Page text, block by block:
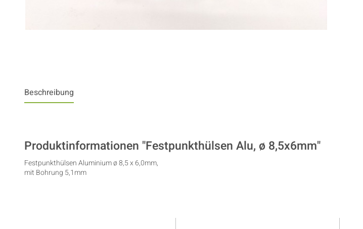
Beschreibung
Produktinformationen "Festpunkthülsen Alu, ø 8,5x6mm"
Festpunkthülsen Aluminium ø 8,5 x 6,0mm,
mit Bohrung 5,1mm